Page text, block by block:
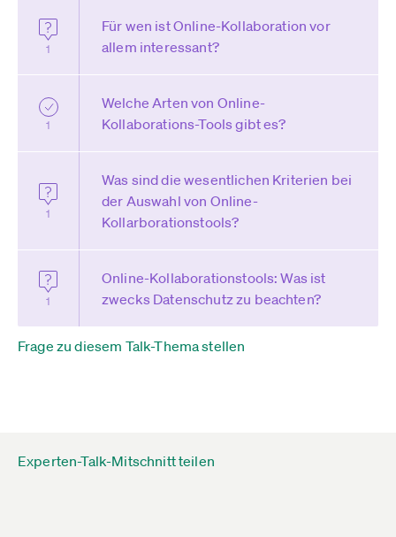
1
Für wen ist Online-Kollaboration vor
allem interessant?
1
Welche Arten von Online-
Kollaborations-Tools gibt es?
1
Was sind die wesentlichen Kriterien bei
der Auswahl von Online-
Kollarborationstools?
1
Online-Kollaborationstools: Was ist
zwecks Datenschutz zu beachten?
Frage zu diesem Talk-Thema stellen
Experten-Talk-Mitschnitt teilen